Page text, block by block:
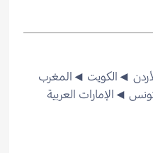
◄الكويت ◄المغرب
◄الإمارات العربية